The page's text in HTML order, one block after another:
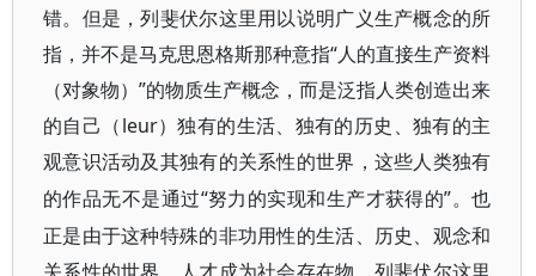
错。但是，列斐伏尔这里用以说明广义生产概念的所
指，并不是马克思恩格斯那种意指“人的直接生产资料
（对象物）”的物质生产概念，而是泛指人类创造出来
的自己（leur）独有的生活、独有的历史、独有的主
观意识活动及其独有的关系性的世界，这些人类独有
的作品无不是通过“努力的实现和生产才获得的”。也
正是由于这种特殊的非功用性的生活、历史、观念和